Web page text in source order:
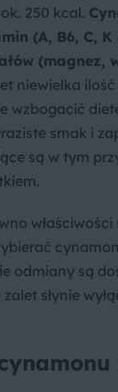
250 kcal.
(A, B6, C,
(magnez,
niewielka
wzbogacić
smak i
są w tym
właściwości
odmiany są
słynie